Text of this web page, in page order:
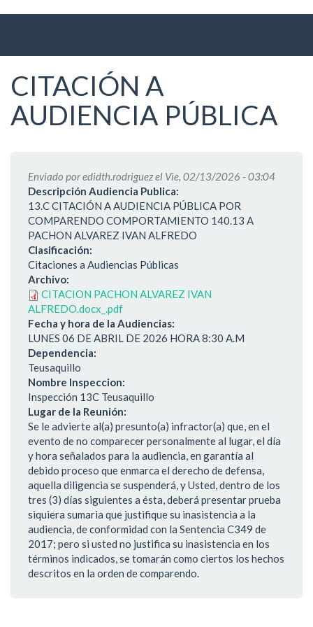
CITACIÓN A
AUDIENCIA PÚBLICA
Enviado poredidth.rodriguezel Vie, 02/13/2026 - 03:04
Descripción Audiencia Publica:
13.C CITACIÓN A AUDIENCIA PÚBLICA POR
COMPARENDO COMPORTAMIENTO 140.13 A
PACHON ALVAREZ IVAN ALFREDO
Clasificación:
Citaciones a Audiencias Públicas
Archivo:
CITACION PACHON ALVAREZ IVAN
ALFREDO.docx_.pdf
Fecha y hora de la Audiencias:
LUNES 06 DE ABRIL DE 2026 HORA 8:30 A.M
Dependencia:
Teusaquillo
Nombre Inspeccion:
Inspección 13C Teusaquillo
Lugar de la Reunión:
Se le advierte al(a) presunto(a) infractor(a) que, en el
evento de no comparecer personalmente al lugar, el día
y hora señalados para la audiencia, en garantía al
debido proceso que enmarca el derecho de defensa,
aquella diligencia se suspenderá, y Usted, dentro de los
tres (3) días siguientes a ésta, deberá presentar prueba
siquiera sumaria que justifique su inasistencia a la
audiencia, de conformidad con la Sentencia C349 de
2017; pero si usted no justifica su inasistencia en los
términos indicados, se tomarán como ciertos los hechos
descritos en la orden de comparendo.